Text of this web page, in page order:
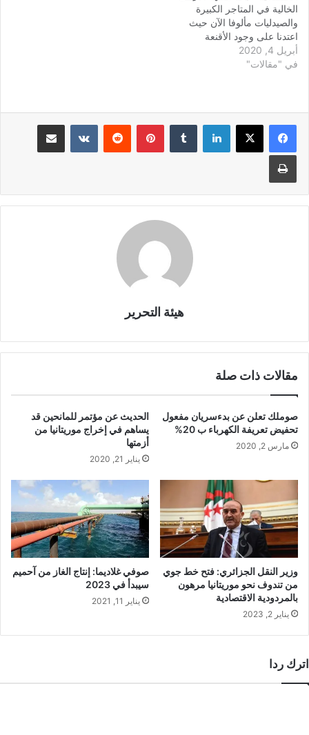
الوكالة لوزارة التجارة
والسياحة…
الخالية في المتاجر الكبيرة
والصيدليات مألوفا الآن حيث
اعتدنا على وجود الأقنعة
وأجهزة التنفس والقفازات.
فالخوف والاكتناز يضخمان
بادخار إمداداتها لمواطنيها…
أبريل 4, 2020
في "مقالات"
لينكدإن بينتيريست مشاركة عبر البريد
طباعة
هيئة التحرير
مقالات ذات صلة
صوملك تعلن عن بدءسريان مفعول
تحفيض تعريفة الكهرباء ب 20%
مارس 2, 2020
الحديث عن مؤتمر للمانحين قد
يساهم في إخراج موريتانيا من
أزمتها
يناير 21, 2020
وزير النقل الجزائري: فتح خط جوي
من تندوف نحو موريتانيا مرهون
بالمردودية الاقتصادية
يناير 2, 2023
صوفي غلاديما: إنتاج الغاز من آحميم
سيبدأ في 2023
يناير 11, 2021
اترك ردا